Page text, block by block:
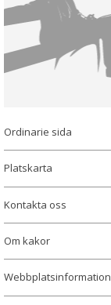
Ordinarie sida
Platskarta
Kontakta oss
Om kakor
Webbplatsinformation